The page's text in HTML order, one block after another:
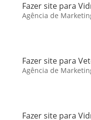
Fazer site para
Agência de
Fazer site para
Agência de
Fazer site para